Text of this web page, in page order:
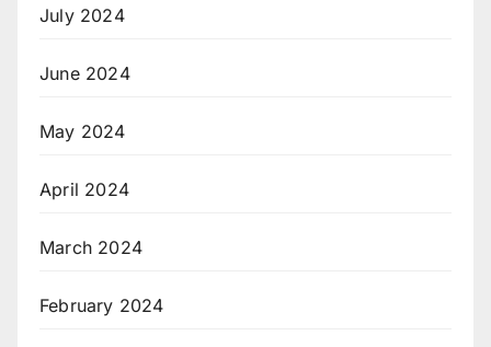
July 2024
June 2024
May 2024
April 2024
March 2024
February 2024